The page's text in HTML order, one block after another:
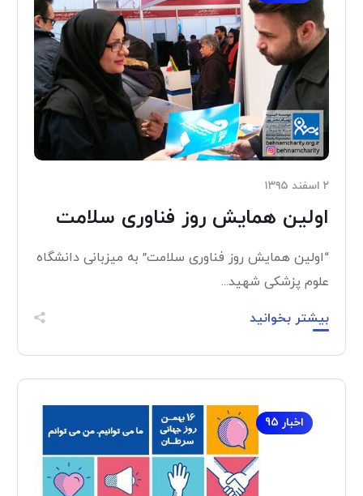
۲ اسفند ۱۳۹۵
اولین همایش روز فناوری سلامت
“اولین همایش روز فناوری سلامت” به میزبانی دانشگاه
علوم پزشکی شهید...
بیشتر بخوانید
اخبار 95